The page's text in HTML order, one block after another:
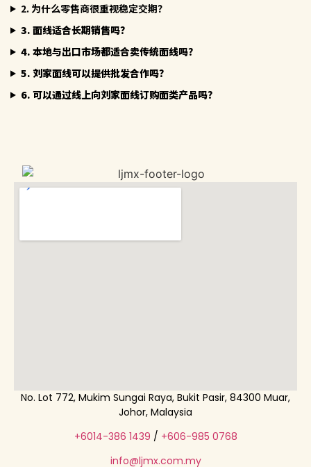
2. 为什么零售商很重视稳定交期？
3. 面线适合长期销售吗？
4. 本地与出口市场都适合卖传统面线吗？
5. 刘家面线可以提供批发合作吗？
6. 可以通过线上向刘家面线订购面类产品吗？
No. Lot 772, Mukim Sungai Raya, Bukit Pasir, 84300 Muar,
Johor, Malaysia
+6014-386 1439 / +606-985 0768
info@ljmx.com.my